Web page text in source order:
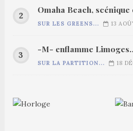
Omaha Beach,
SUR LES GREENS... 13
-M- enflamme
SUR LA PARTITION... 18